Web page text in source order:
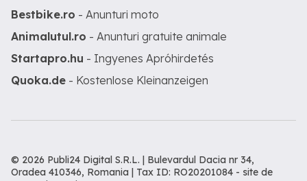
Bestbike.ro - Anunturi moto
Animalutul.ro - Anunturi gratuite animale
Startapro.hu - Ingyenes Apróhirdetés
Quoka.de - Kostenlose Kleinanzeigen
© 2026 Publi24 Digital S.R.L. | Bulevardul Dacia nr 34,
Oradea 410346, Romania | Tax ID: RO20201084 - site de